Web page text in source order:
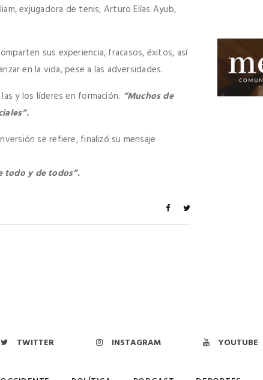
exjugadora de tenis; Arturo Elías Ayub,
sus experiencia, fracasos, éxitos, así
en la vida, pese a las adversidades.
y los líderes en formación. “Muchos de
se refiere, finalizó su mensaje
todo y de todos”.
TWITTER INSTAGRAM YOUTUBE